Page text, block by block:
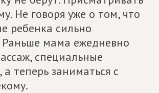
Не говоря уже о том, что
ребенка сильно
Раньше мама ежедневно
специальные
теперь заниматься с